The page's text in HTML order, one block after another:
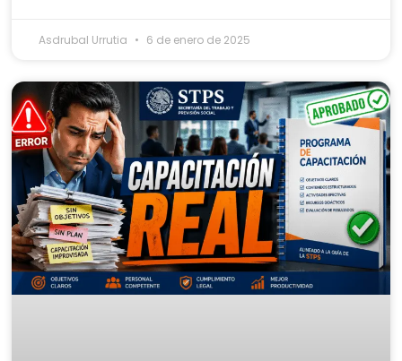
Asdrubal Urrutia 6 de enero de 2025